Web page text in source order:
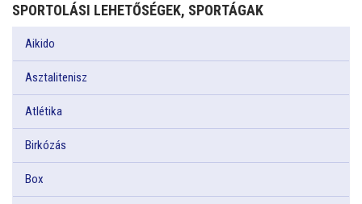
SPORTOLÁSI LEHETŐSÉGEK, SPORTÁGAK
Aikido
Asztalitenisz
Atlétika
Birkózás
Box